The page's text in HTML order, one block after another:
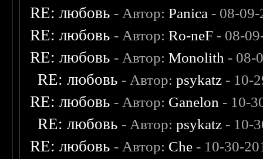
RE: любовь - Автор:Panica - 08-
RE: любовь - Автор:Ro-neF - 08-
RE: любовь - Автор:Monolith - 08-
RE: любовь - Автор:psykatz - 10-
RE: любовь - Автор: Ganelon - 10-
RE: любовь - Автор:psykatz - 10-
RE: любовь - Автор: Che - 10-30-